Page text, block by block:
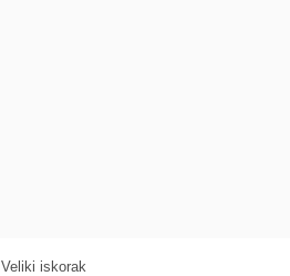
Veliki iskorak